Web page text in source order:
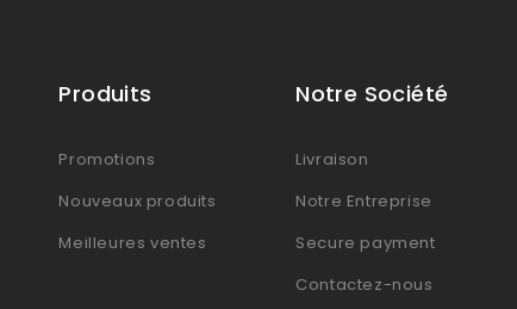
Produits
Promotions
Nouveaux produits
Meilleures ventes
Notre Société
Livraison
Notre Entreprise
Secure payment
Contactez-nous